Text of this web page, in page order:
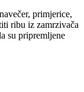
primjerice,
ribu iz zamrzivača
su pripremljene